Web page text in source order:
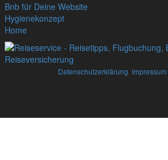
Bnb für Deine Website
Hygienekonzept
Home
Datenschutzerklärung Impressum